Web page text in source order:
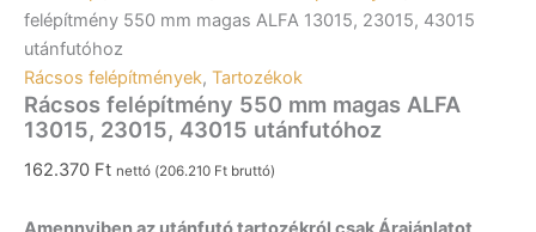
felépítmény 550 mm magas ALFA 13015, 23015, 43015
utánfutóhoz
Rácsos felépítmények, Tartozékok
Rácsos felépítmény 550 mm magas ALFA
13015, 23015, 43015 utánfutóhoz
162.370 Ft nettó (206.210 Ft bruttó)